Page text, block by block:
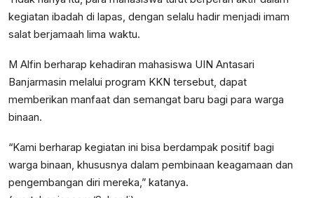
kegiatan ibadah di lapas, dengan selalu hadir menjadi imam
salat berjamaah lima waktu.
M Alfin berharap kehadiran mahasiswa UIN Antasari
Banjarmasin melalui program KKN tersebut, dapat
memberikan manfaat dan semangat baru bagi para warga
binaan.
“Kami berharap kegiatan ini bisa berdampak positif bagi
warga binaan, khususnya dalam pembinaan keagamaan dan
pengembangan diri mereka,” katanya.